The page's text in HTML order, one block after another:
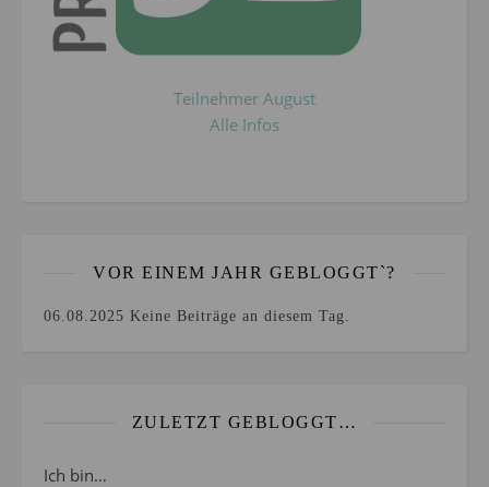
Teilnehmer August
Alle Infos
VOR EINEM JAHR GEBLOGGT`?
06.08.2025 Keine Beiträge an diesem Tag.
ZULETZT GEBLOGGT…
Ich bin…